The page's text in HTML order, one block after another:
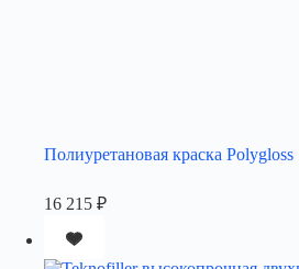
Полиуретановая краска Polygloss
16 215 ₽